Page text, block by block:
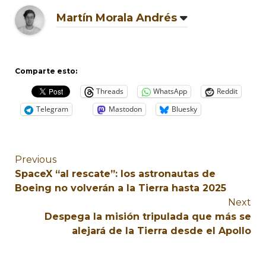
Martín Morala Andrés
Comparte esto:
Threads WhatsApp
Reddit
Telegram
Mastodon Bluesky
Previous
SpaceX “al rescate”: los astronautas de
Boeing no volverán a la Tierra hasta 2025
Next
Despega la misión tripulada que más se
alejará de la Tierra desde el Apollo